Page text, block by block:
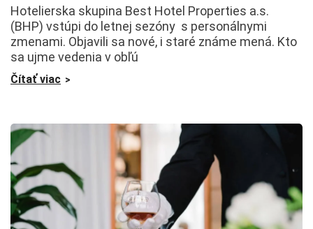
Hotelierska skupina Best Hotel Properties a.s.
(BHP) vstúpi do letnej sezóny s personálnymi
zmenami. Objavili sa nové, i staré známe mená. Kto
sa ujme vedenia v obľú
Čítať viac